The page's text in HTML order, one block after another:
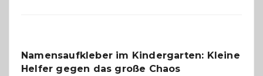
ist
eine
Namensaufkleber im Kindergarten: Kleine
Helfer gegen das große Chaos